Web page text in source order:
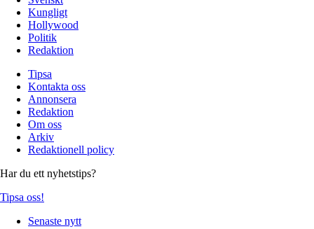
Kungligt
Hollywood
Politik
Redaktion
Tipsa
Kontakta oss
Annonsera
Redaktion
Om oss
Arkiv
Redaktionell policy
Har du ett nyhetstips?
Tipsa oss!
Senaste nytt